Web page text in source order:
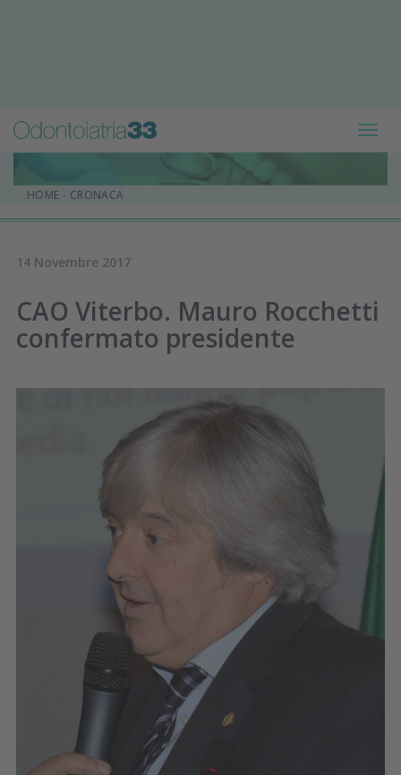
HOME - CRONACA
14 Novembre 2017
CAO Viterbo. Mauro Rocchetti
confermato presidente